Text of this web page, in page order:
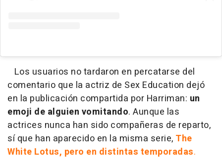
Los usuarios no tardaron en percatarse del
comentario que la actriz de Sex Education dejó
en la publicación compartida por Harriman: un
emoji de alguien vomitando. Aunque las
actrices nunca han sido compañeras de reparto,
sí que han aparecido en la misma serie, The
White Lotus, pero en distintas temporadas.